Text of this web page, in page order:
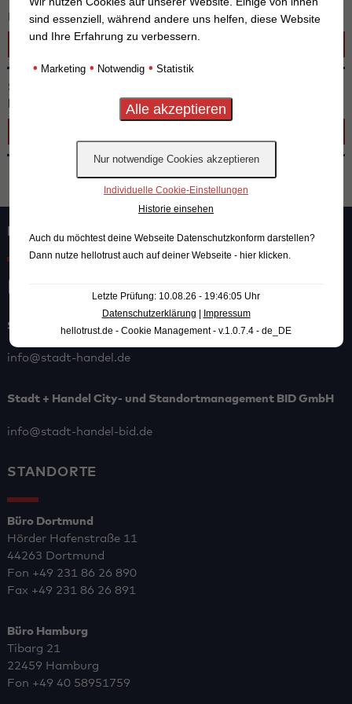
Fachvortrag
Buchung anfragen
Sie möchten einen Vortrag mit einem eigenen Thema
KONTAKT
Stadt + Handel Beckmann und Föhrer Stadtplaner GmbH
info@stadt-handel.de
Stadt + Handel City- und Standortmanagement BID GmbH
info@stadt-handel-bid.de
STANDORTE
Büro Dortmund
Hörder Hafenstraße 11
44263 Dortmund
Fon +49 231 86 26 890
Fax +49 231 86 26 891
Büro Hamburg
Tibarg 21
22459 Hamburg
Fon +49 40 58951759
sind essenziell, während andere uns helfen, diese Website
und Ihre Erfahrung zu verbessern.
• Marketing • Notwendig • Statistik
Individuelle Cookie-Einstellungen
Historie einsehen
Auch du möchtest deine Webseite Datenschutzkonform darstellen?
Dann nutze hellotrust auch auf deiner Webseite - hier klicken
Letzte Prüfung: 10.08.26 - 19:46:05 Uhr
Datenschutzerklärung | Impressum
hellotrust.de - Cookie Management - v.1.0.7.4 - de_DE